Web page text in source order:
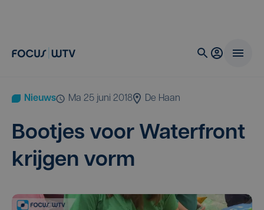
Nieuws ma 25 juni 2018 De Haan
Boot­jes voor Water­front
krij­gen vorm